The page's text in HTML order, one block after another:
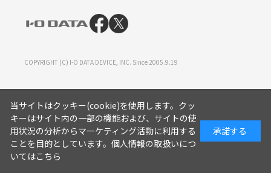
COPYRIGHT (C) I-O DATA DEVICE, INC. Since 2005.9.19
当サイトはクッキー(cookie)を使用します。クッ
キーはサイト内の一部の機能および、サイトの使
用状況の分析からマーケティング活動に利用する
ことを目的としています。 個人情報の取扱いにつ
いてはこちら
承諾する